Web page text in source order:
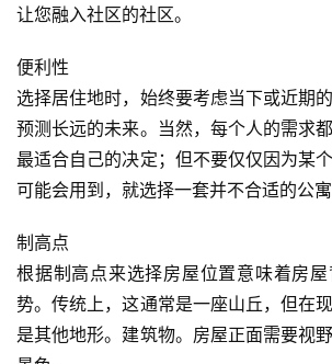
让您融入社区的社区。
便利性
选择居住地时，始终要考虑当下或近期
预测长远的未来。当然，每个人的需求
最适合自己的决定；但不要仅仅因为某
可能会用到，就选择一套并不合适的公寓
制高点
根据制高点来选择房屋位置意味着房
势。传统上，这通常是一座山丘，但在
是其他地形。建筑物。房屋正面需要视